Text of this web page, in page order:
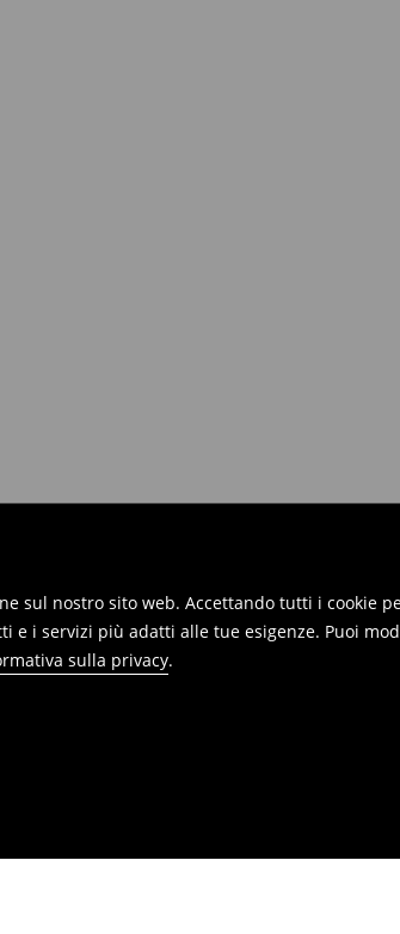
sul nostro sito web. Accettando tutti i cookie
i servizi più adatti alle tue esigenze. Puoi
sulla privacy.